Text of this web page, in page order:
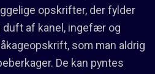
opskrifter, der fylder
duft af kanel, ingefær og
som man aldrig
De kan pyntes